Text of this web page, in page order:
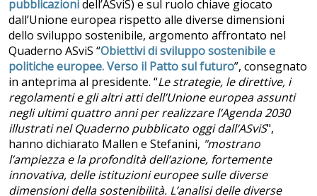
pubblicazionidell’ASviS) e sul ruolo chiave giocato
dall’Unione europea rispetto alle diverse dimensioni
dello sviluppo sostenibile, argomento affrontato nel
Quaderno ASviS “Obiettivi di sviluppo sostenibile e
politiche europee. Verso il Patto sul futuro”, consegnato
in anteprima al presidente. “Le strategie, le direttive, i
regolamenti e gli altri atti dell’Unione europea assunti
negli ultimi quattro anni per realizzare l’Agenda 2030
illustrati nel Quaderno pubblicato oggi dall’ASviS",
hanno dichiarato Mallen e Stefanini, "mostrano
l’ampiezza e la profondità dell’azione, fortemente
innovativa, delle istituzioni europee sulle diverse
dimensioni della sostenibilità. L’analisi delle diverse